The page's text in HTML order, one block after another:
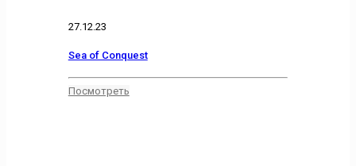
27.12.23
Sea of Conquest
Посмотреть